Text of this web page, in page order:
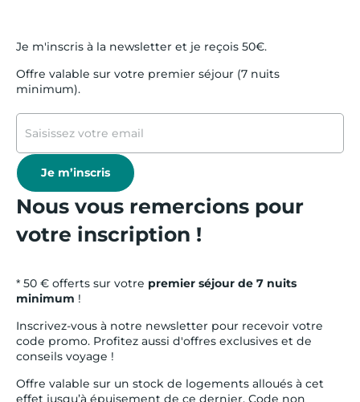
Je m'inscris à la newsletter et je reçois 50€.
Offre valable sur votre premier séjour (7 nuits
minimum).
Je m’inscris
Nous vous remercions pour
votre inscription !
* 50 € offerts sur votre premier séjour de 7 nuits
minimum !
Inscrivez-vous à notre newsletter pour recevoir votre
code promo. Profitez aussi d'offres exclusives et de
conseils voyage !
Offre valable sur un stock de logements alloués à cet
effet jusqu’à épuisement de ce dernier. Code non